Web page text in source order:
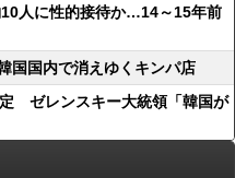
10人に性的接待か…14～15年前
国国内で消えゆくキンパ店
ゼレンスキー大統領「韓国が